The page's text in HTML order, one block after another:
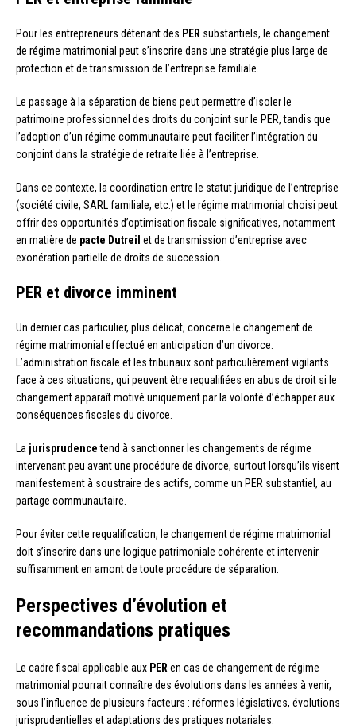
Pour les entrepreneurs détenant des PER substantiels, le changement
de régime matrimonial peut s’inscrire dans une stratégie plus large de
protection et de transmission de l’entreprise familiale.
Le passage à la séparation de biens peut permettre d’isoler le
patrimoine professionnel des droits du conjoint sur le PER, tandis que
l’adoption d’un régime communautaire peut faciliter l’intégration du
conjoint dans la stratégie de retraite liée à l’entreprise.
Dans ce contexte, la coordination entre le statut juridique de l’entreprise
(société civile, SARL familiale, etc.) et le régime matrimonial choisi peut
offrir des opportunités d’optimisation fiscale significatives, notamment
en matière de pacte Dutreil et de transmission d’entreprise avec
exonération partielle de droits de succession.
PER et divorce imminent
Un dernier cas particulier, plus délicat, concerne le changement de
régime matrimonial effectué en anticipation d’un divorce.
L’administration fiscale et les tribunaux sont particulièrement vigilants
face à ces situations, qui peuvent être requalifiées en abus de droit si le
changement apparaît motivé uniquement par la volonté d’échapper aux
conséquences fiscales du divorce.
La jurisprudencetend à sanctionner les changements de régime
intervenant peu avant une procédure de divorce, surtout lorsqu’ils visent
manifestement à soustraire des actifs, comme un PER substantiel, au
partage communautaire.
Pour éviter cette requalification, le changement de régime matrimonial
doit s’inscrire dans une logique patrimoniale cohérente et intervenir
suffisamment en amont de toute procédure de séparation.
Perspectives d’évolution et
recommandations pratiques
Le cadre fiscal applicable aux PERen cas de changement de régime
matrimonial pourrait connaître des évolutions dans les années à venir,
sous l’influence de plusieurs facteurs : réformes législatives, évolutions
jurisprudentielles et adaptations des pratiques notariales.